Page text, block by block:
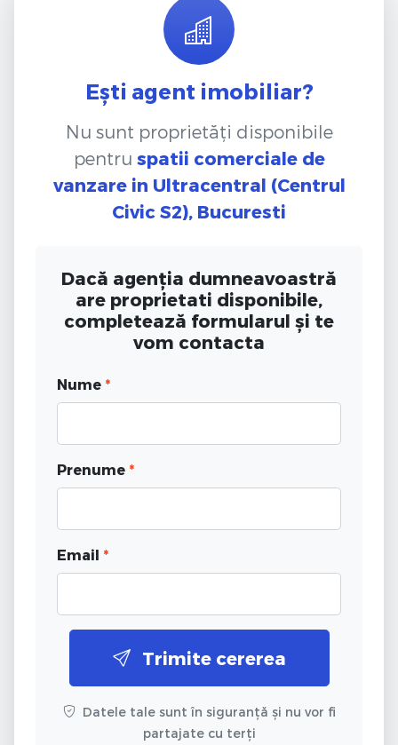
Ești agent imobiliar?
Nu sunt proprietăți disponibile
pentru spatii comerciale de
vanzare in Ultracentral (Centrul
Civic S2), Bucuresti
Dacă agenția dumneavoastră
are proprietati disponibile,
completează formularul și te
vom contacta
Nume *
Prenume *
Email *
Trimite cererea
Datele tale sunt în siguranță și nu vor fi
partajate cu terți